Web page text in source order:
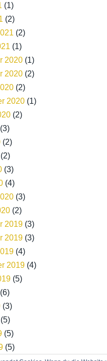
(1)
(2)
(2)
(1)
2020 (1)
2020 (2)
(2)
2020 (1)
(2)
(3)
(2)
(2)
(3)
(4)
(3)
(2)
2019 (3)
2019 (3)
(4)
2019 (4)
(5)
(6)
(3)
(5)
(5)
(5)